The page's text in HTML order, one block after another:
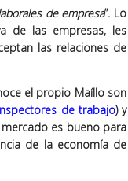
de empresa”. Lo
de las empresas, les
las relaciones de
el propio Maíllo son
de trabajo) y
mercado es bueno para
de la economía de